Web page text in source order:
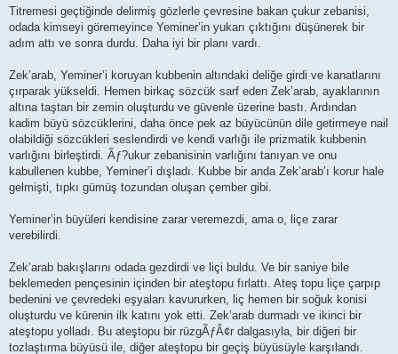
Titremesi geçtiğinde delirmiş gözlerle çevresine bakan çukur zebanisi,
odada kimseyi göremeyince Yeminer’in yukarı çıktığını düşünerek bir
adım attı ve sonra durdu. Daha iyi bir planı vardı.
Zek’arab, Yeminer’i koruyan kubbenin altındaki deliğe girdi ve kanatlarını
çırparak yükseldi. Hemen birkaç sözcük sarf eden Zek’arab, ayaklarının
altına taştan bir zemin oluşturdu ve güvenle üzerine bastı. Ardından
kadim büyü sözcüklerini, daha önce pek az büyücünün dile getirmeye nail
olabildiği sözcükleri seslendirdi ve kendi varlığı ile prizmatik kubbenin
varlığını birleştirdi. Ãƒ?ukur zebanisinin varlığını tanıyan ve onu
kabullenen kubbe, Yeminer’i dışladı. Kubbe bir anda Zek’arab’ı korur hale
gelmişti, tıpkı gümüş tozundan oluşan çember gibi.
Yeminer’in büyüleri kendisine zarar veremezdi, ama o, liçe zarar
verebilirdi.
Zek’arab bakışlarını odada gezdirdi ve liçi buldu. Ve bir saniye bile
beklemeden pençesinin içinden bir ateştopu fırlattı. Ateş topu liçe çarpıp
bedenini ve çevredeki eşyaları kavururken, liç hemen bir soğuk konisi
oluşturdu ve kürenin ilk katını yok etti. Zek’arab durmadı ve ikinci bir
ateştopu yolladı. Bu ateştopu bir rüzgÃƒÂ¢r dalgasıyla, bir diğeri bir
tozlaştırma büyüsü ile, diğer ateştopu bir geçiş büyüsüyle karşılandı.